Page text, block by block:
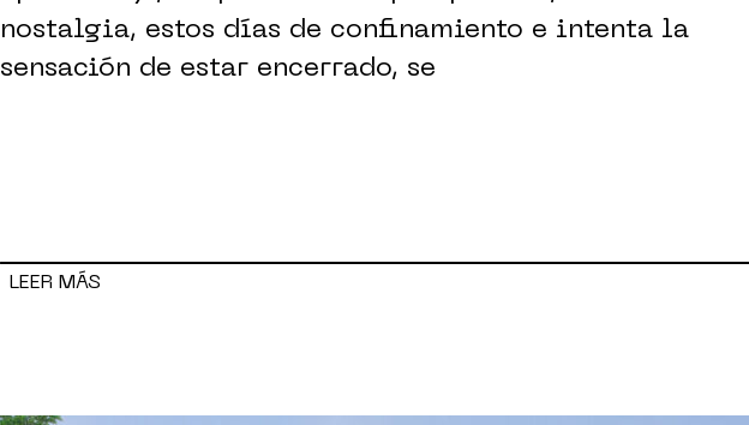
nostalgia, estos días de confinamiento e intenta la
sensación de estar encerrado, se
LEER MÁS